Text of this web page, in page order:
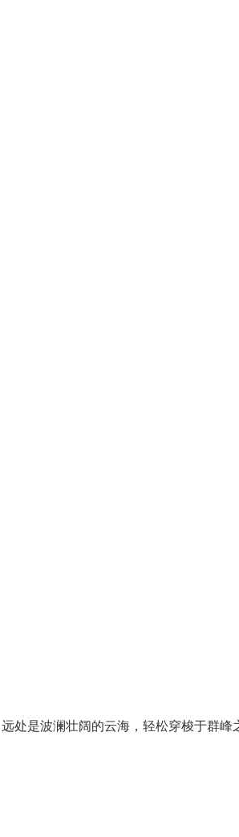
处是波澜壮阔的云海，轻松穿梭于群峰